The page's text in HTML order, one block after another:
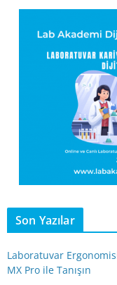
Son Yazılar
Laboratuvar
MX Pro ile Tanışın